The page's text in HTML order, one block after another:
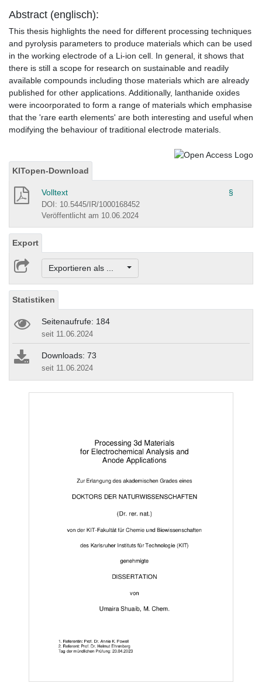
Abstract (englisch):
This thesis highlights the need for different processing techniques
and pyrolysis parameters to produce materials which can be used
in the working electrode of a Li-ion cell. In general, it shows that
there is still a scope for research on sustainable and readily
available compounds including those materials which are already
published for other applications. Additionally, lanthanide oxides
were incoorporated to form a range of materials which emphasise
that the 'rare earth elements' are both interesting and useful when
modifying the behaviour of traditional electrode materials.
KITopen-Download
Volltext §
DOI: 10.5445/IR/1000168452
Veröffentlicht am 10.06.2024
Export
Exportieren als ...
Statistiken
Seitenaufrufe: 184
seit 11.06.2024
Downloads: 73
seit 11.06.2024